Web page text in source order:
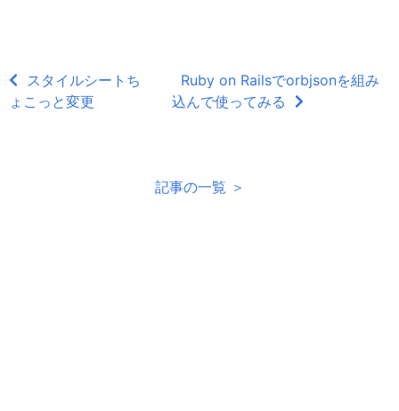
スタイルシートち
ょこっと変更
Ruby on Railsでorbjsonを組み
込んで使ってみる
記事の一覧 ＞